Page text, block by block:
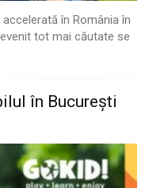
în România în
tot mai căutate se
în București